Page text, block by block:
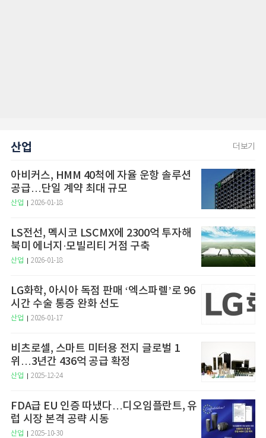
산업 더보기
아비커스, HMM 40척에 자율 운항 솔루션
공급…단일 계약 최대 규모
산업 2026-01-18
LS전선, 멕시코 LSCMX에 2300억 투자해
북미 에너지·모빌리티 거점 구축
산업 2026-01-18
LG화학, 아시아 독점 판매 ‘엑스파렐’로 96
시간 수술 통증 완화 선도
산업 2026-01-17
비츠로셀, 스마트 미터용 전지 글로벌 1
위…3년간 436억 공급 확정
산업 2025-12-24
FDA급 EU 인증 따냈다…디오임플란트, 유
럽 시장 본격 공략 시동
산업 2025-10-30